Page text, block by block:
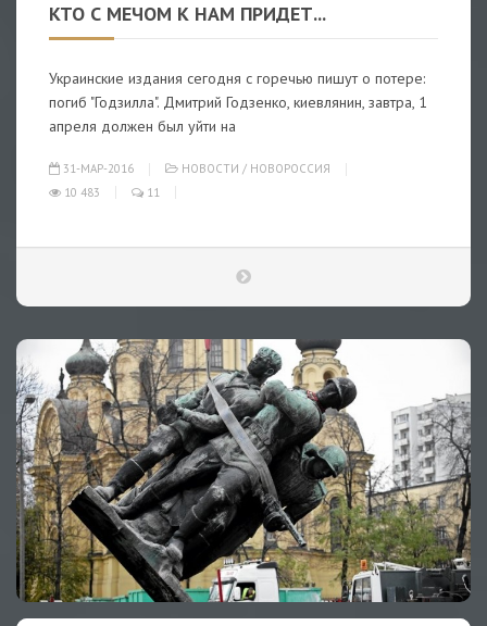
КТО С МЕЧОМ К НАМ ПРИДЕТ...
Украинские издания сегодня с горечью пишут о потере:
погиб "Годзилла". Дмитрий Годзенко, киевлянин, завтра, 1
апреля должен был уйти на
31-МАР-2016 НОВОСТИ / НОВОРОССИЯ
10 483
11